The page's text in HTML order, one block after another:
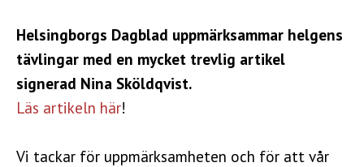
Helsingborgs Dagblad uppmärksammar helgens
tävlingar med en mycket trevlig artikel
signerad Nina Sköldqvist.
Läs artikeln här!
Vi tackar för uppmärksamheten och för att vår